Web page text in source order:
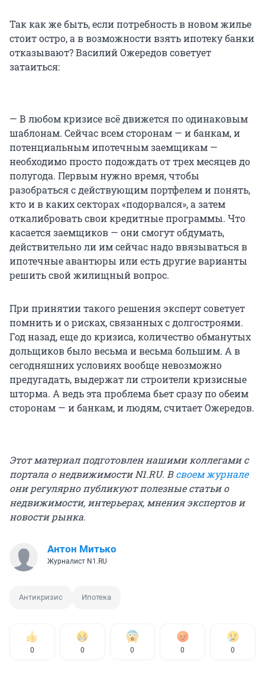
Так как же быть, если потребность в новом жилье
стоит остро, а в возможности взять ипотеку банки
отказывают? Василий Ожередов советует
затаиться:
— В любом кризисе всё движется по одинаковым
шаблонам. Сейчас всем сторонам — и банкам, и
потенциальным ипотечным заемщикам —
необходимо просто подождать от трех месяцев до
полугода. Первым нужно время, чтобы
разобраться с действующим портфелем и понять,
кто и в каких секторах «подорвался», а затем
откалибровать свои кредитные программы. Что
касается заемщиков — они смогут обдумать,
действительно ли им сейчас надо ввязываться в
ипотечные авантюры или есть другие варианты
решить свой жилищный вопрос.
При принятии такого решения эксперт советует
помнить и о рисках, связанных с долгостроями.
Год назад, еще до кризиса, количество обманутых
дольщиков было весьма и весьма большим. А в
сегодняшних условиях вообще невозможно
предугадать, выдержат ли строители кризисные
шторма. А ведь эта проблема бьет сразу по обеим
сторонам — и банкам, и людям, считает Ожередов.
Этот материал подготовлен нашими коллегами с
портала о недвижимости N1.RU. Всвоем журнале
они регулярно публикуют полезные статьи о
недвижимости, интерьерах, мнения экспертов и
новости рынка.
Антон Митько
Журналист N1.RU
Антикризис Ипотека
0 0 0 0 0